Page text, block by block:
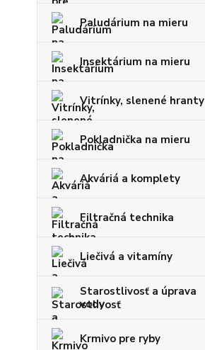
Paludárium na mieru
Insektárium na mieru
Vitrínky, slenené hranty
Pokladnička na mieru
Akváriá a komplety
Filtračná technika
Liečivá a vitamíny
Starostlivosť a úprava
vody
Krmivo pre ryby